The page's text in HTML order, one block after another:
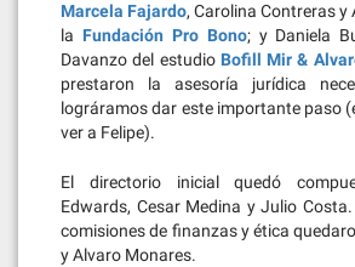
Marcela Fajardo, Carolina Contreras y
la Fundación Pro Bono; y Daniela
Davanzo del estudio Bofill Mir &
prestaron la asesoría jurídica
lográramos dar este importante paso
ver a Felipe).
El directorio inicial quedó
Edwards, Cesar Medina y Julio
comisiones de finanzas y ética
y Alvaro Monares.